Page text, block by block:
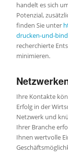
handelt es sich
Potenzial,
finden Sie unter
drucken-und-
recherchierte
minimieren.
Ihre Kontakte
Erfolg in der
Netzwerk und
Ihrer Branche
Ihnen wertvolle